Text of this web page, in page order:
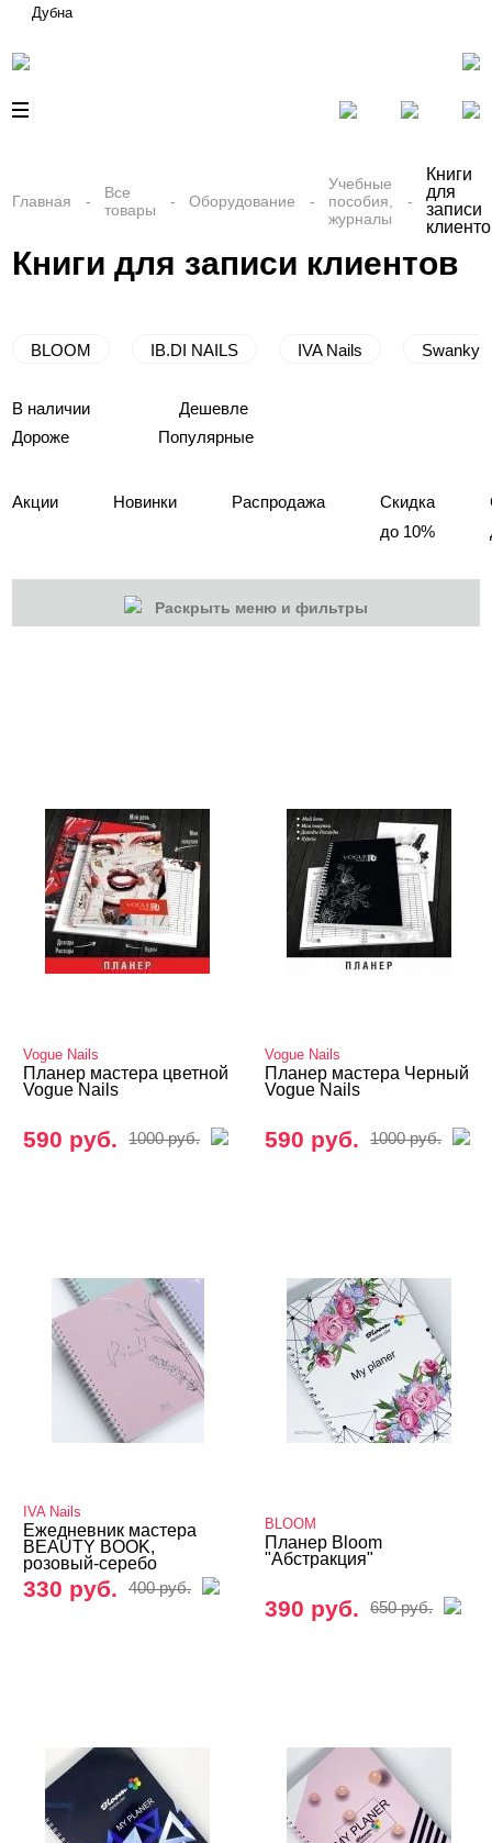
Дубна
Главная
Все
товары
Оборудование
Учебные
пособия,
журналы
Книги
для
записи
Книги для записи клиентов
BLOOM IB.DI NAILS IVA Nails Swanky
В наличии
Дешевле
Дороже
Популярные
Акции Новинки Распродажа
Скидка
до 10%
Раскрыть меню и фильтры
Распродажа
Мебель для салонов
Оборудование
Одежда для мастеров
Товары со скидкой
Альбомы для слайдеров
Журналы учета и контроля, индикаторы
Обучающие материалы DVD
БРЕНДЫ Cвернуть
BLOOM
IB.DI NAILS
Swanky Stamping
Vogue Nails
Cвернуть
Vogue Nails
Планер мастера цветной
Vogue Nails
590 руб. 1000 руб.
Vogue Nails
Планер мастера Черный
Vogue Nails
590 руб. 1000 руб.
IVA Nails
Ежедневник мастера
BEAUTY BOOK,
розовый-серебо
330 руб. 400 руб.
BLOOM
Планер Bloom
"Абстракция"
390 руб. 650 руб.